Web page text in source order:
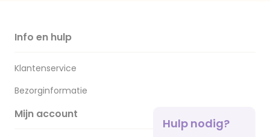
Info en hulp
Klantenservice
Bezorginformatie
Mijn account
Hulp nodig?